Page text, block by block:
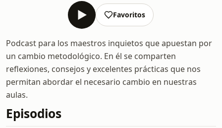
Favoritos
Podcast para los maestros inquietos que apuestan por
un cambio metodológico. En él se comparten
reflexiones, consejos y excelentes prácticas que nos
permitan abordar el necesario cambio en nuestras
aulas.
Episodios